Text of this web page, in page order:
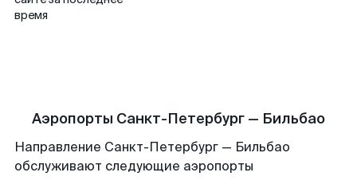
время
Аэропорты Санкт-Петербург — Бильбао
Направление Санкт-Петербург — Бильбао
обслуживают следующие аэропорты